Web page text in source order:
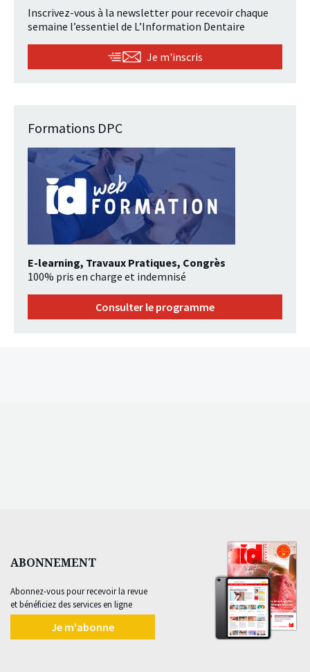
Inscrivez-vous à la newsletter pour recevoir chaque
semaine l’essentiel de L’Information Dentaire
Je m'inscris
Formations DPC
E-learning, Travaux Pratiques, Congrès
100% pris en charge et indemnisé
Consulter le programme
ABONNEMENT
Abonnez-vous pour recevoir la revue
et bénéficiez des services en ligne
Je m'abonne